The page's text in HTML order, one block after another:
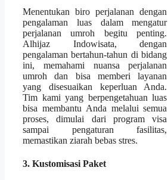
Menentukan biro perjalanan dengan
pengalaman luas dalam mengatur
perjalanan umroh begitu penting.
Alhijaz Indowisata, dengan
pengalaman bertahun-tahun di bidang
ini, memahami nuansa perjalanan
umroh dan bisa memberi layanan
yang disesuaikan keperluan Anda.
Tim kami yang berpengetahuan luas
bisa membantu Anda melalui semua
proses, dimulai dari program visa
sampai pengaturan fasilitas,
memastikan ziarah bebas stres.
3. Kustomisasi Paket